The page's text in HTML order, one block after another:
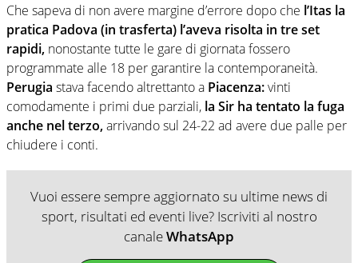
Che sapeva di non avere margine d’errore dopo che l’Itas la
pratica Padova (in trasferta) l’aveva risolta in tre set
rapidi, nonostante tutte le gare di giornata fossero
programmate alle 18 per garantire la contemporaneità.
Perugia stava facendo altrettanto a Piacenza:vinti
comodamente i primi due parziali, la Sir ha tentato la fuga
anche nel terzo,arrivando sul 24-22 ad avere due palle per
chiudere i conti.
Vuoi essere sempre aggiornato su ultime news di
sport, risultati ed eventi live? Iscriviti al nostro
canaleWhatsApp